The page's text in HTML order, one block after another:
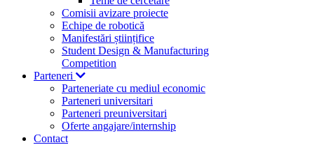
Comisii avizare proiecte
Echipe de robotică
Manifestări științifice
Student Design & Manufacturing
Competition
Parteneri
Parteneriate cu mediul economic
Parteneri universitari
Parteneri preuniversitari
Oferte angajare/internship
Contact